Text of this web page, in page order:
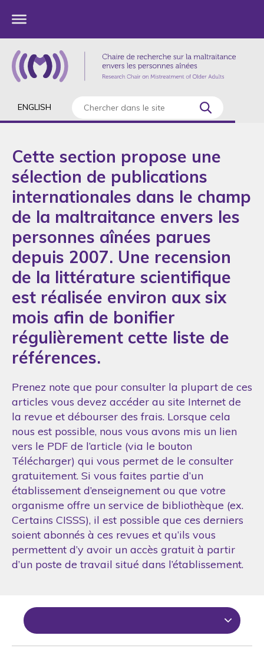
ENGLISH
Cette section propose une
sélection de publications
internationales dans le champ
de la maltraitance envers les
personnes aînées parues
depuis 2007. Une recension
de la littérature scientifique
est réalisée environ aux six
mois afin de bonifier
régulièrement cette liste de
références.
Prenez note que pour consulter la plupart de ces
articles vous devez accéder au site Internet de
la revue et débourser des frais. Lorsque cela
nous est possible, nous vous avons mis un lien
vers le PDF de l’article (via le bouton
Télécharger) qui vous permet de le consulter
gratuitement. Si vous faites partie d’un
établissement d’enseignement ou que votre
organisme offre un service de bibliothèque (ex.
Certains CISSS), il est possible que ces derniers
soient abonnés à ces revues et qu’ils vous
permettent d’y avoir un accès gratuit à partir
d’un poste de travail situé dans l’établissement.